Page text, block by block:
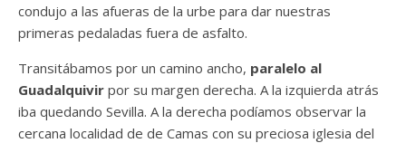
condujo a las afueras de la urbe para dar nuestras
primeras pedaladas fuera de asfalto.
Transitábamos por un camino ancho, paralelo al
Guadalquivir por su margen derecha. A la izquierda atrás
iba quedando Sevilla. A la derecha podíamos observar la
cercana localidad de de Camas con su preciosa iglesia del